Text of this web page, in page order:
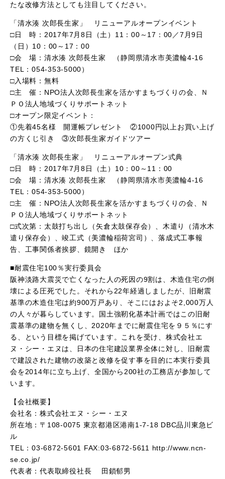
たな改修方法としても注目してください。
「清水湊 次郎長生家」 リニューアルオープンイベント
□日 時：2017年7月8日（土）11：00～17：00／7月9日
（日）10：00～17：00
□会 場：清水湊 次郎長生家 （静岡県清水市美濃輪4-16
TEL：054-353-5000）
□入場料：無料
□主 催：NPO法人次郎長生家を活かすまちづくりの会、Ｎ
ＰＯ法人地域づくりサポートネット
□オープン限定イベント：
①先着45名様 開運帳プレゼント ②1000円以上お買い上げ
の方くじ引き ③次郎長生家ガイドツアー
「清水湊 次郎長生家」 リニューアルオープン式典
□日 時：2017年7月8日（土）10：00～11：00
□会 場：清水湊 次郎長生家 （静岡県清水市美濃輪4-16
TEL：054-353-5000）
□主 催：NPO法人次郎長生家を活かすまちづくりの会、Ｎ
ＰＯ法人地域づくりサポートネット
□式次第：太鼓打ち出し（矢倉太鼓保存会）、木遣り（清水木
遣り保存会）、竣工式（美濃輪稲荷宮司）、落成式工事報
告、工事関係者挨拶、鏡開き ほか
■耐震住宅100％実行委員会
阪神淡路大震災で亡くなった人の死因の9割は、木造住宅の倒
壊による圧死でした。それから22年経過しましたが、旧耐震
基準の木造住宅は約900万戸あり、そこにはおよそ2,000万人
の人々が暮らしています。国土強靭化基本計画ではこの旧耐
震基準の建物を無くし、2020年までに耐震住宅を９５％にす
る、という目標を掲げています。これを受け、株式会社エ
ヌ・シー・エヌは、日本の住宅建設業界全体に対し、旧耐震
で建設された建物の改築と改修を促す事を目的に本実行委員
会を2014年に立ち上げ、全国から200社の工務店が参加して
います。
【会社概要】
会社名：株式会社エヌ・シー・エヌ
所在地：〒108-0075 東京都港区港南1-7-18 DBC品川東急ビ
ル
TEL：03-6872-5601 FAX:03-6872-5611 http://www.ncn-
se.co.jp/
代表者：代表取締役社長 田鎖郁男